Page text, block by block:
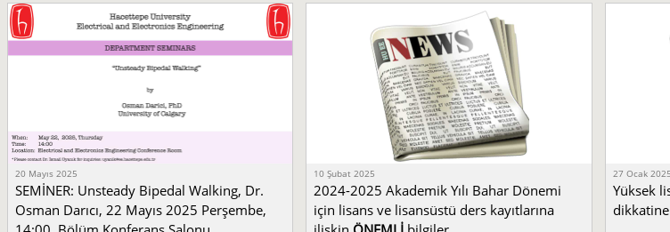
20 Mayıs 2025
SEMİNER: Unsteady Bipedal Walking, Dr.
Osman Darıcı, 22 Mayıs 2025 Perşembe,
10 Şubat 2025
2024-2025 Akademik Yılı Bahar Dönemi
için lisans ve lisansüstü ders kayıtlarına
27 Ocak 2025
Yüksek
dikkatine